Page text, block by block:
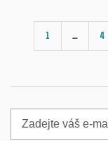
1 … 4